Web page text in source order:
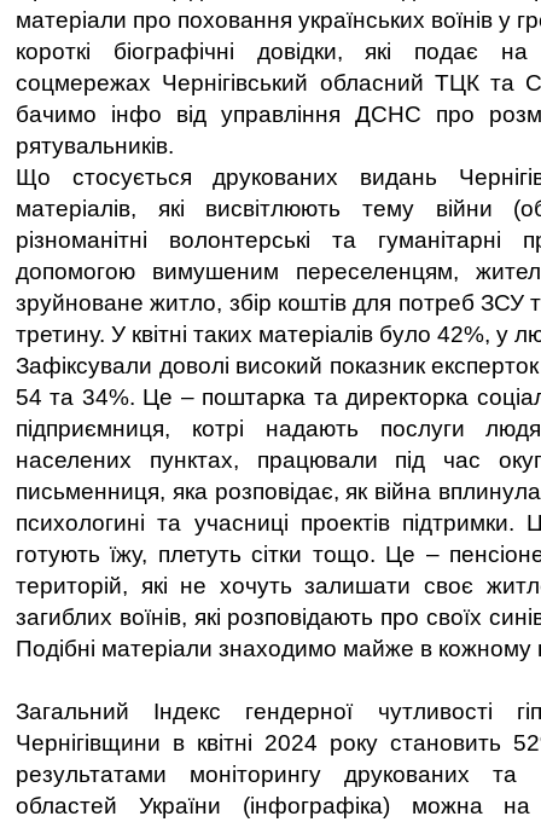
матеріали про поховання українських воїнів у
короткі біографічні довідки, які подає
соцмережах Чернігівський обласний ТЦК та
бачимо інфо від управління ДСНС про
рятувальників.
Що стосується друкованих видань
матеріалів, які висвітлюють тему війни
різноманітні волонтерські та гуманітарні
допомогою вимушеним переселенцям,
зруйноване житло, збір коштів для потреб ЗСУ
третину. У квітні таких матеріалів було 42%, у
Зафіксували доволі високий показник експерток
54 та 34%. Це – поштарка та директорка
підприємниця, котрі надають послуги
населених пунктах, працювали під час
письменниця, яка розповідає, як війна
психологині та учасниці проектів підтримки.
готують їжу, плетуть сітки тощо. Це –
територій, які не хочуть залишати своє
загиблих воїнів, які розповідають про своїх
Подібні матеріали знаходимо майже в кожному
Загальний Індекс гендерної чутливості
Чернігівщини в квітні 2024 року становить
результатами моніторингу друкованих та
областей України (інфографіка) можна на